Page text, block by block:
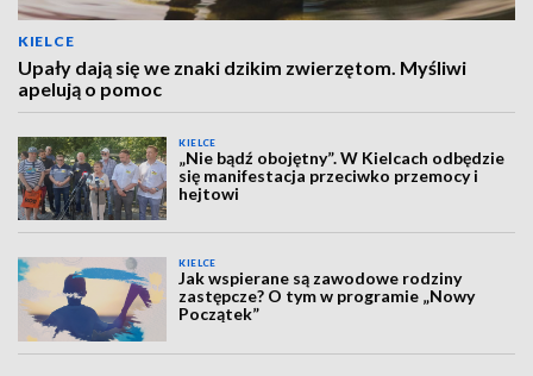
KIELCE
Upały dają się we znaki dzikim zwierzętom. Myśliwi
apelują o pomoc
KIELCE
„Nie bądź obojętny”. W Kielcach odbędzie
się manifestacja przeciwko przemocy i
hejtowi
KIELCE
Jak wspierane są zawodowe rodziny
zastępcze? O tym w programie „Nowy
Początek”